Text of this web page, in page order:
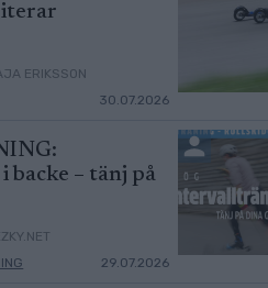
ERIKSSON
30.07.2026
– tänj på
29.07.2026